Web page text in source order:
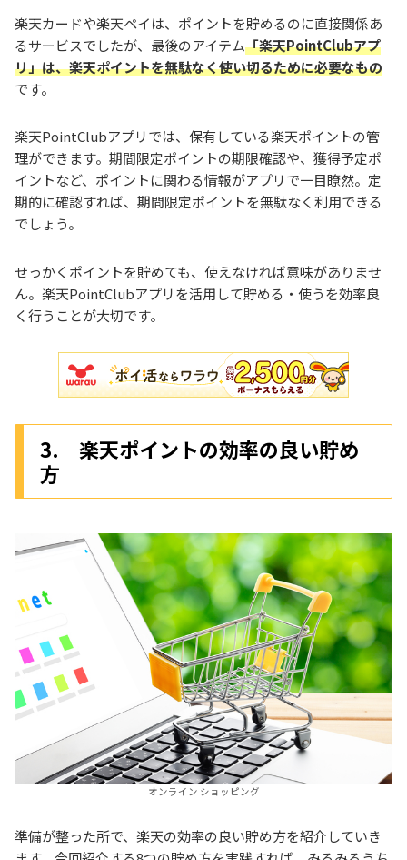
楽天カードや楽天ペイは、ポイントを貯めるのに直接関係あ
るサービスでしたが、最後のアイテム「楽天PointClubアプ
リ」は、楽天ポイントを無駄なく使い切るために必要なもの
です。
楽天PointClubアプリでは、保有している楽天ポイントの管
理ができます。期間限定ポイントの期限確認や、獲得予定ポ
イントなど、ポイントに関わる情報がアプリで一目瞭然。定
期的に確認すれば、期間限定ポイントを無駄なく利用できる
でしょう。
せっかくポイントを貯めても、使えなければ意味がありませ
ん。楽天PointClubアプリを活用して貯める・使うを効率良
く行うことが大切です。
3. 楽天ポイントの効率の良い貯め
方
オンライン ショッピング
準備が整った所で、楽天の効率の良い貯め方を紹介していき